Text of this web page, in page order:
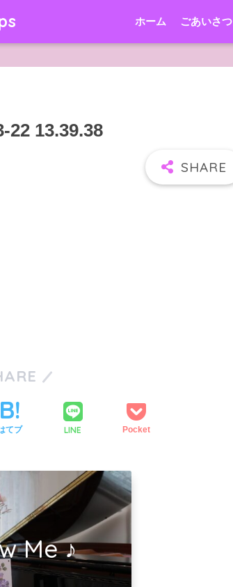
ホーム ごあいさつ
22 13.39.38
てブ LINE Pocket
Me ♪